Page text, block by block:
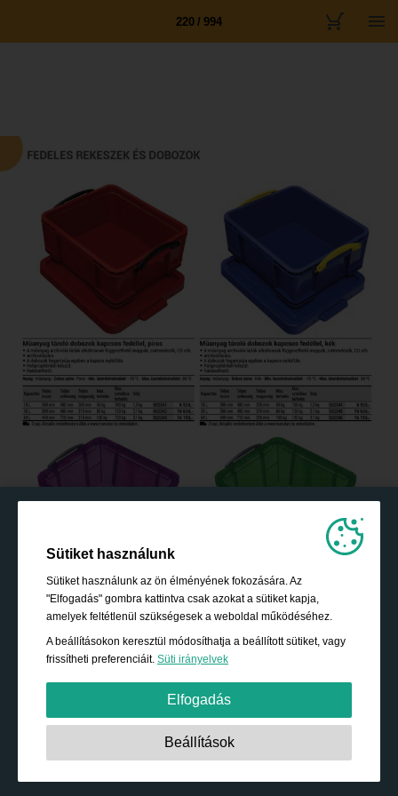
220 / 994
Sütiket használunk
Sütiket használunk az ön élményének fokozására. Az
"Elfogadás" gombra kattintva csak azokat a sütiket kapja,
amelyek feltétlenül szükségesek a weboldal működéséhez.
A beállításokon keresztül módosíthatja a beállított sütiket, vagy
frissítheti preferenciáit. Süti irányelvek
Elfogadás
Szigorúan szükséges:
Ezek a sütik elengedhetetlenek az
Beállítások